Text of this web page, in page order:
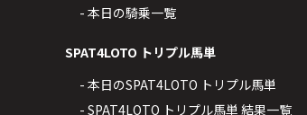
- 本日の騎乗一覧
SPAT4LOTO トリプル馬単
- 本日のSPAT4LOTO トリプル馬単
- SPAT4LOTO トリプル馬単 結果一覧